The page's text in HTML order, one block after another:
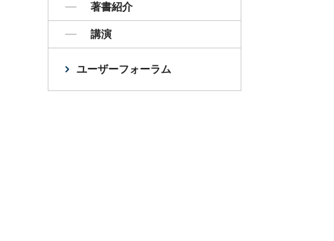
著書紹介
講演
ユーザーフォーラム